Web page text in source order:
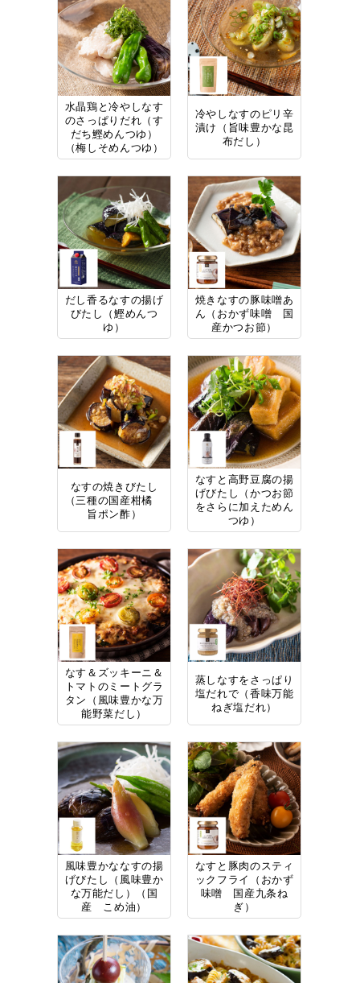
水晶鶏と冷やしなす
のさっぱりだれ（す
だち鰹めんつゆ）
（梅しそめんつゆ）
冷やしなすのピリ辛
漬け（旨味豊かな昆
布だし）
だし香るなすの揚げ
びたし（鰹めんつ
ゆ）
焼きなすの豚味噌あ
ん（おかず味噌 国
産かつお節）
なすの焼きびたし
（三種の国産柑橘
旨ポン酢）
なすと高野豆腐の揚
げびたし（かつお節
をさらに加えためん
つゆ）
なす＆ズッキーニ＆
トマトのミートグラ
タン（風味豊かな万
能野菜だし）
蒸しなすをさっぱり
塩だれで（香味万能
ねぎ塩だれ）
風味豊かななすの揚
げびたし（風味豊か
な万能だし）（国
産 こめ油）
なすと豚肉のスティ
ックフライ（おかず
味噌 国産九条ね
ぎ）